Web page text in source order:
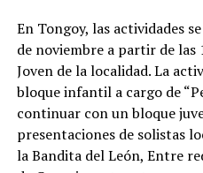
En Tongoy, las actividades
de noviembre a partir de las
Joven de la localidad. La
bloque infantil a cargo de
continuar con un bloque
presentaciones de solistas
la Bandita del León, Entre